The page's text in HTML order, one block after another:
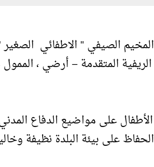
المخيم الصيفي " الاطفائي
المتقدمة – أرضي ،
على مواضيع الدفاع
على بيئة البلدة نظيفة